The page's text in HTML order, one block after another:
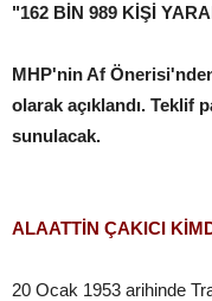
"162 BİN 989 KİŞİ
MHP'nin Af
olarak açıklandı. Teklif
sunulacak.
ALAATTİN ÇAKICI
20 Ocak 1953 arihinde